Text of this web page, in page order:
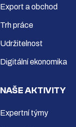
Export a obchod
Trh práce
Udržitelnost
Digitální ekonomika
NAŠE AKTIVITY
Expertní týmy